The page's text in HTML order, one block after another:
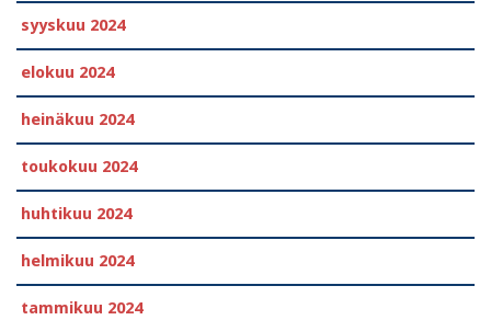
syyskuu 2024
elokuu 2024
heinäkuu 2024
toukokuu 2024
huhtikuu 2024
helmikuu 2024
tammikuu 2024